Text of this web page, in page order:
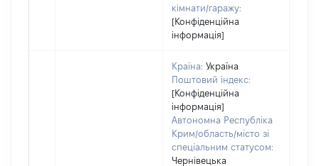
кімнати/гаражу:
[Конфіденційна
інформація]
Країна: Україна
Поштовий індекс:
[Конфіденційна
інформація]
Автономна Республіка
Крим/область/місто зі
спеціальним статусом:
Чернівецька